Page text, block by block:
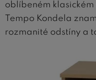
oblíbeném
Tempo Kondela
rozmanité odstíny a